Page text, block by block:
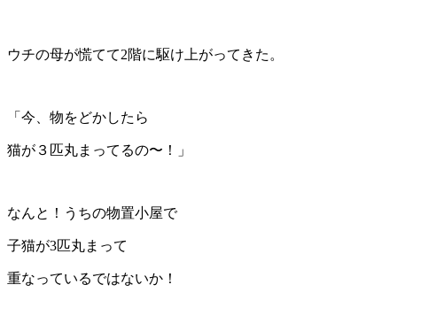
ウチの母が慌てて2階に駆け上がってきた。
「今、物をどかしたら
猫が３匹丸まってるの〜！」
なんと！うちの物置小屋で
子猫が3匹丸まって
重なっているではないか！